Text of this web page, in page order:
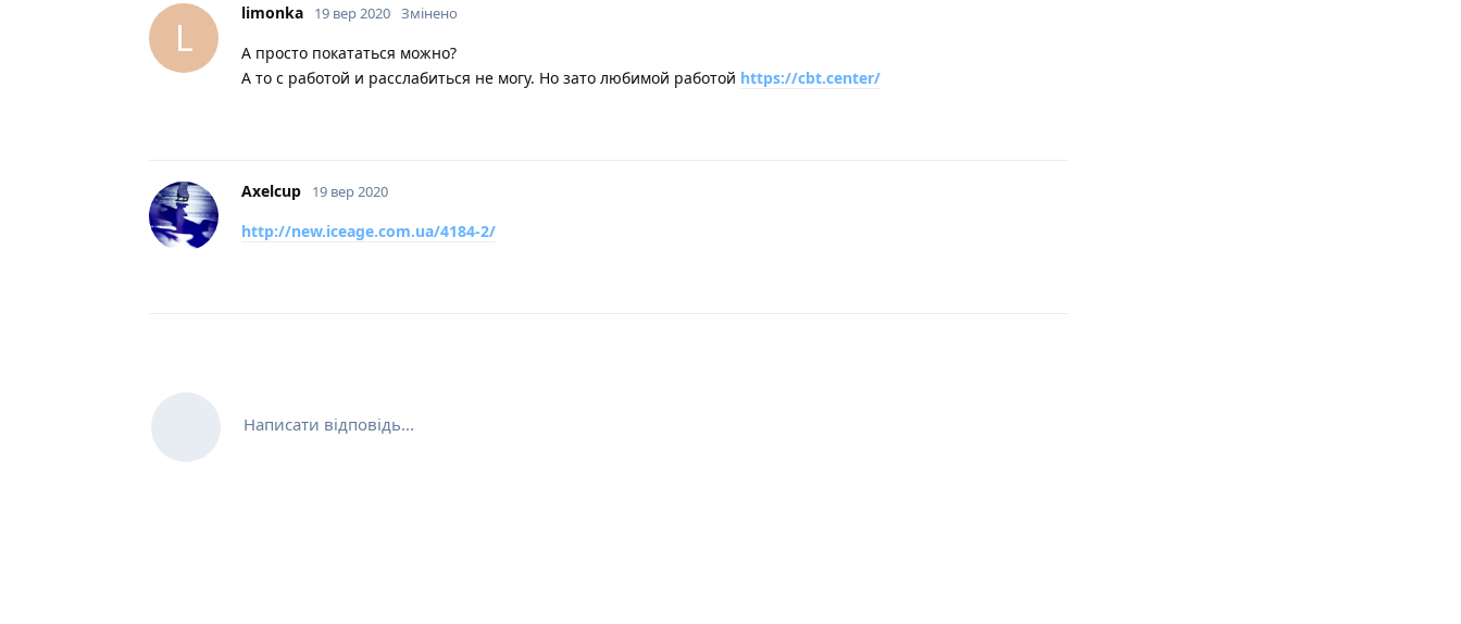
L
limonka 19 вер 2020 Змінено
А просто покататься можно?
А то с работой и расслабиться не могу. Но зато любимой работой https://cbt.center/
Axelcup 19 вер 2020
http://new.iceage.com.ua/4184-2/
Написати відповідь...